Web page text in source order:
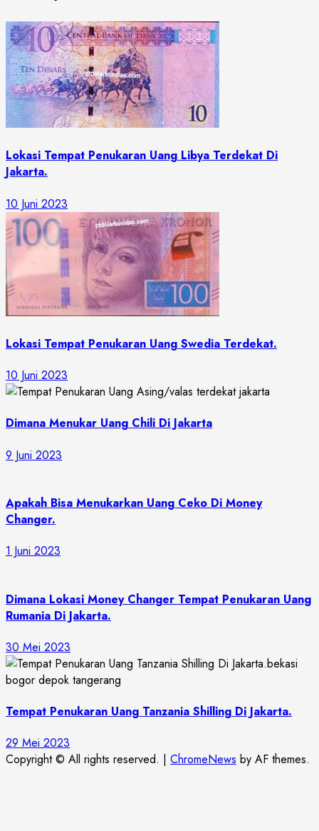
Lokasi Tempat Penukaran Uang Libya Terdekat Di
Jakarta.
10 Juni 2023
Lokasi Tempat Penukaran Uang Swedia Terdekat.
10 Juni 2023
Dimana Menukar Uang Chili Di Jakarta
9 Juni 2023
Apakah Bisa Menukarkan Uang Ceko Di Money
Changer.
1 Juni 2023
Dimana Lokasi Money Changer Tempat Penukaran Uang
Rumania Di Jakarta.
30 Mei 2023
Tempat Penukaran Uang Tanzania Shilling Di Jakarta.
29 Mei 2023
Copyright © All rights reserved. | ChromeNews by AF themes.